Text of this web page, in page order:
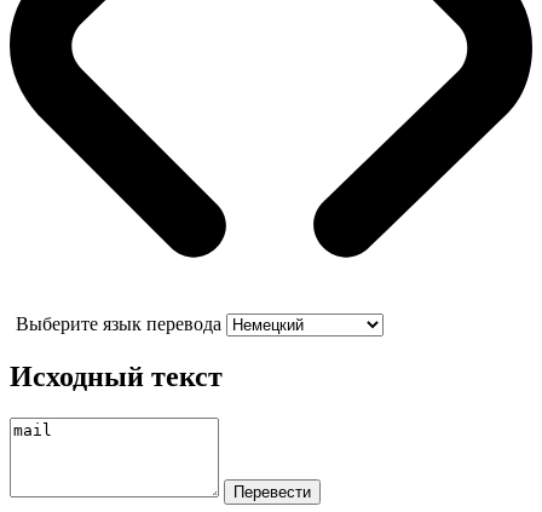
Выберите язык перевода
Исходный текст